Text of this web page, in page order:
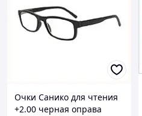
Очки Санико для чтения
+2.00 черная оправа